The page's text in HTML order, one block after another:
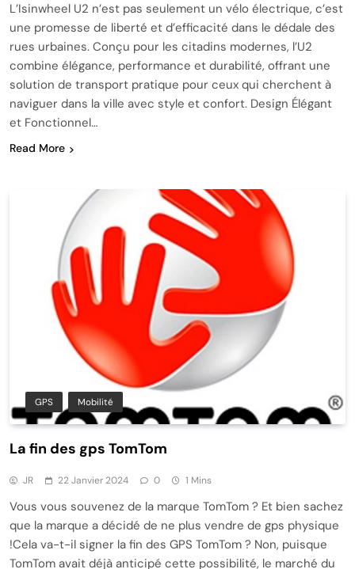
L’Isinwheel U2 n’est pas seulement un vélo électrique, c’est
une promesse de liberté et d’efficacité dans le dédale des
rues urbaines. Conçu pour les citadins modernes, l’U2
combine élégance, performance et durabilité, offrant une
solution de transport pratique pour ceux qui cherchent à
naviguer dans la ville avec style et confort. Design Élégant
et Fonctionnel…
Read More
GPS Mobilité
La fin des gps TomTom
JR 22 Janvier 2024 0 1 Mins
Vous vous souvenez de la marque TomTom ? Et bien sachez
que la marque a décidé de ne plus vendre de gps physique
!Cela va-t-il signer la fin des GPS TomTom ? Non, puisque
TomTom avait déjà anticipé cette possibilité, le marché du